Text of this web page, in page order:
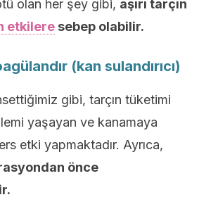
olan her şey gibi, aşırı tarçın
etkilere sebep olabilir.
(kan sulandırıcı)
gibi, tarçın tüketimi
yaşayan ve kanamaya
etki yapmaktadır. Ayrıca,
önce